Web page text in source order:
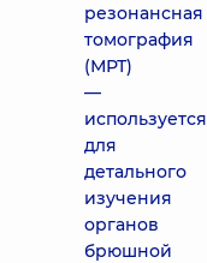
резонансная
томография
(МРТ)
—
используется
для
детального
изучения
органов
брюшной